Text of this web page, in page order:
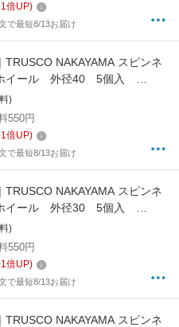
1倍UP)
で最短8/13お届け
TRUSCO NAKAYAMA スピンネ
イール 外径40 5個入
)
550円
1倍UP)
で最短8/13お届け
TRUSCO NAKAYAMA スピンネ
イール 外径30 5個入
)
550円
1倍UP)
で最短8/13お届け
TRUSCO NAKAYAMA スピンネ